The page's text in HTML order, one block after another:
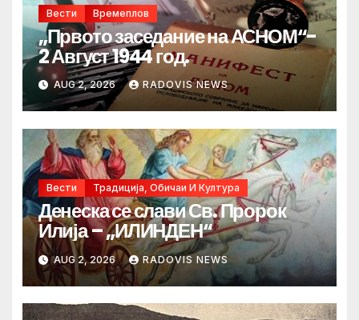
Вести Времеплов
„Првото заседание на АСНОМ“-
2 Август 1944 год.
AUG 2, 2026 RADOVIS NEWS
Вести Традиција, Обичаи И Култура
Денеска се слави Св. Пророк
Илија – „ИЛИНДЕН“
AUG 2, 2026 RADOVIS NEWS